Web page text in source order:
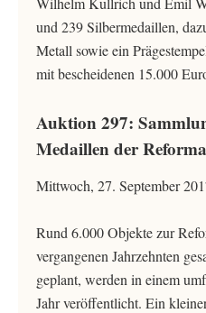
und 239 Silbermedaillen,
Metall sowie ein
mit bescheidenen 15.000
Auktion 297:
Medaillen der
Mittwoch, 27. September
Rund 6.000 Objekte zur
vergangenen Jahrzehnten
geplant, werden in einem
Jahr veröffentlicht. Ein